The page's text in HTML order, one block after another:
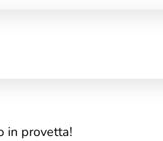
in provetta!